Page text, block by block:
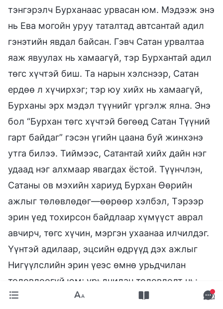
тэнгэрэлч Бурханаас урвасан юм. Мэдээж энэ
нь Ева могойн уруу таталтад автсантай адил
гэнэтийн явдал байсан. Гэвч Сатан урвалтаа
яаж явуулах нь хамаагүй, тэр Бурхантай адил
төгс хүчтэй биш. Та нарын хэлснээр, Сатан
ердөө л хүчирхэг; тэр юу хийх нь хамаагүй,
Бурханы эрх мэдэл түүнийг үргэлж ялна. Энэ
бол “Бурхан төгс хүчтэй бөгөөд Сатан Түүний
гарт байдаг” гэсэн үгийн цаана буй жинхэнэ
утга билээ. Тиймээс, Сатантай хийх дайн нэг
удаад нэг алхмаар явагдах ёстой. Түүнчлэн,
Сатаны ов мэхийн хариуд Бурхан Өөрийн
ажлыг төлөвлөдөг—өөрөөр хэлбэл, Тэрээр
эрин үед тохирсон байдлаар хүмүүст аврал
авчирч, төгс хүчин, мэргэн ухаанаа илчилдэг.
Үүнтэй адилаар, эцсийн өдрүүд дэх ажлыг
Нигүүлслийн эрин үеэс өмнө урьдчилан
төлөвлөөгүй юм; урьдчилан төлөвлөлт нь:
нэгдүгээрт, хүний гадаад зан чанарыг